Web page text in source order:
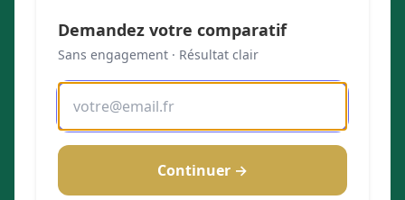
Demandez votre comparatif
Sans engagement · Résultat clair
Continuer →